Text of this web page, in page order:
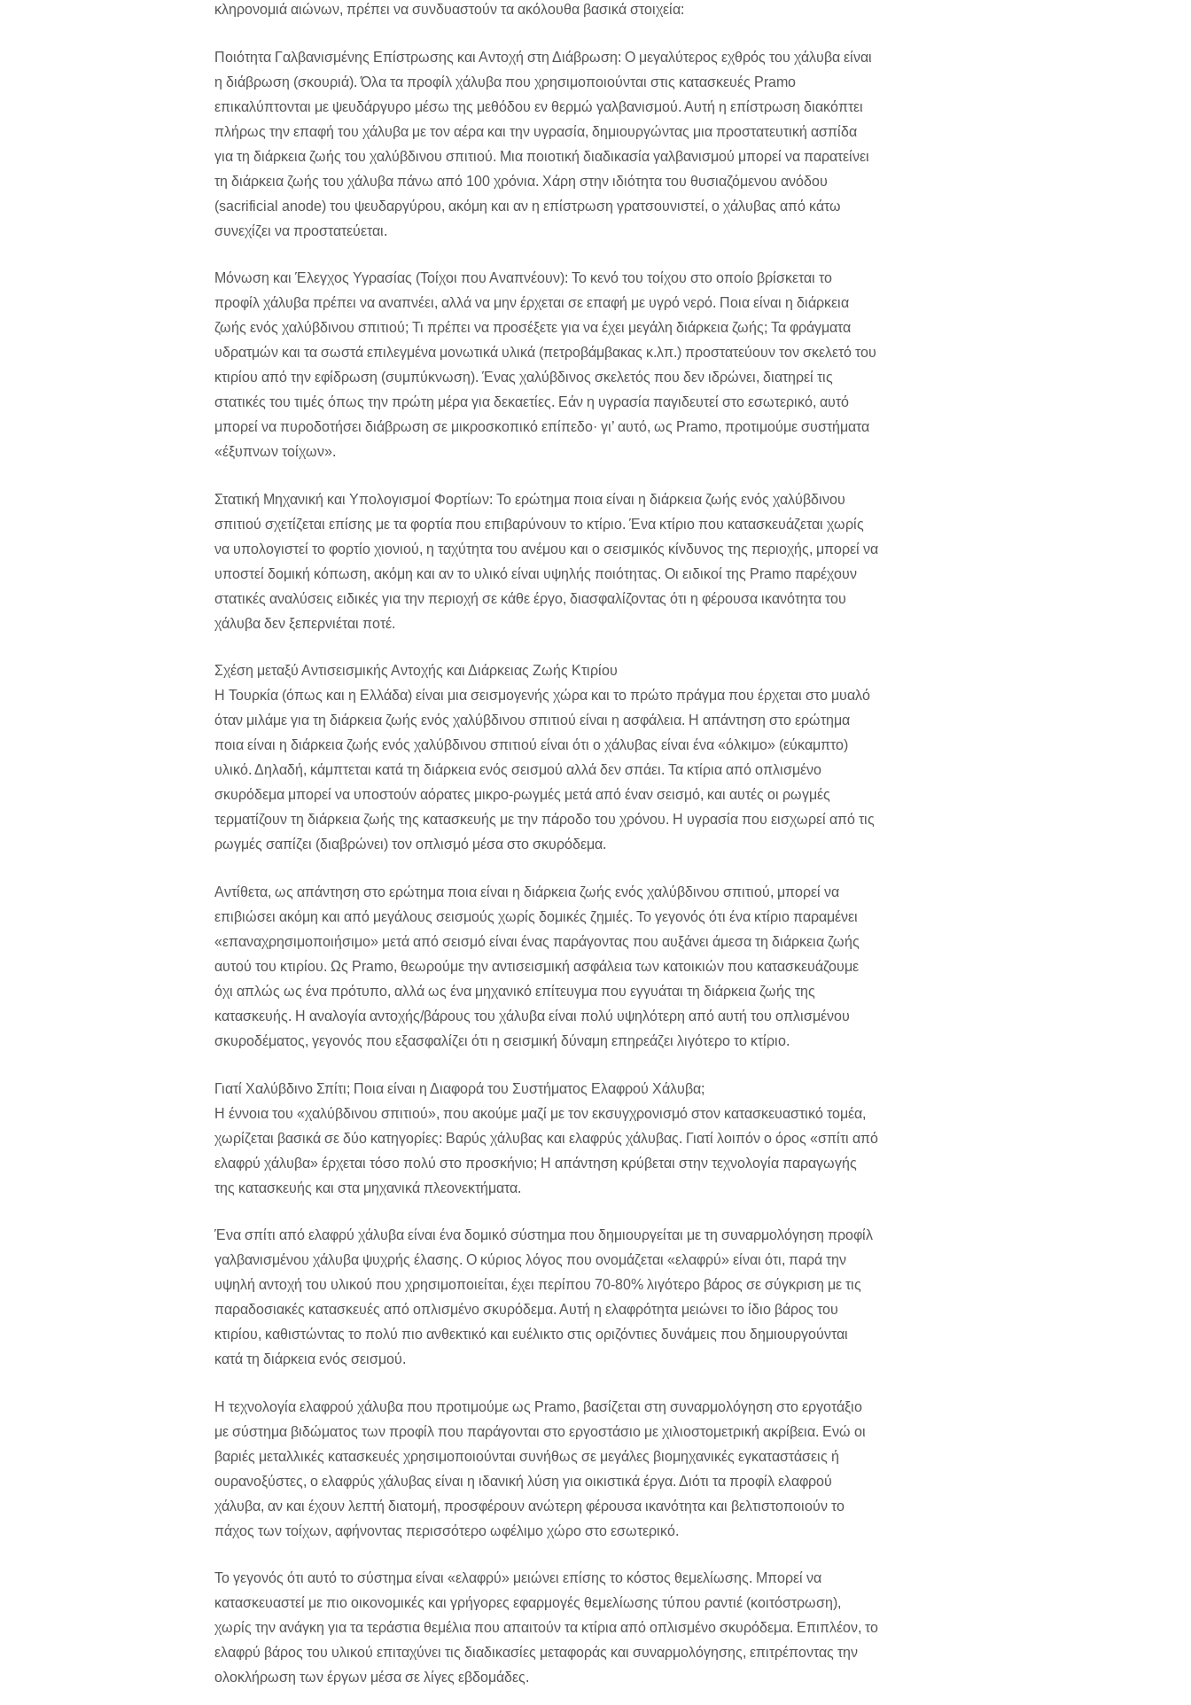
κληρονομιά αιώνων, πρέπει να συνδυαστούν τα ακόλουθα βασικά στοιχεία:
Ποιότητα Γαλβανισμένης Επίστρωσης και Αντοχή στη Διάβρωση: Ο μεγαλύτερος εχθρός του χάλυβα είναι
η διάβρωση (σκουριά). Όλα τα προφίλ χάλυβα που χρησιμοποιούνται στις κατασκευές Pramo
επικαλύπτονται με ψευδάργυρο μέσω της μεθόδου εν θερμώ γαλβανισμού. Αυτή η επίστρωση διακόπτει
πλήρως την επαφή του χάλυβα με τον αέρα και την υγρασία, δημιουργώντας μια προστατευτική ασπίδα
για τη διάρκεια ζωής του χαλύβδινου σπιτιού. Μια ποιοτική διαδικασία γαλβανισμού μπορεί να παρατείνει
τη διάρκεια ζωής του χάλυβα πάνω από 100 χρόνια. Χάρη στην ιδιότητα του θυσιαζόμενου ανόδου
(sacrificial anode) του ψευδαργύρου, ακόμη και αν η επίστρωση γρατσουνιστεί, ο χάλυβας από κάτω
συνεχίζει να προστατεύεται.
Μόνωση και Έλεγχος Υγρασίας (Τοίχοι που Αναπνέουν): Το κενό του τοίχου στο οποίο βρίσκεται το
προφίλ χάλυβα πρέπει να αναπνέει, αλλά να μην έρχεται σε επαφή με υγρό νερό. Ποια είναι η διάρκεια
ζωής ενός χαλύβδινου σπιτιού; Τι πρέπει να προσέξετε για να έχει μεγάλη διάρκεια ζωής; Τα φράγματα
υδρατμών και τα σωστά επιλεγμένα μονωτικά υλικά (πετροβάμβακας κ.λπ.) προστατεύουν τον σκελετό του
κτιρίου από την εφίδρωση (συμπύκνωση). Ένας χαλύβδινος σκελετός που δεν ιδρώνει, διατηρεί τις
στατικές του τιμές όπως την πρώτη μέρα για δεκαετίες. Εάν η υγρασία παγιδευτεί στο εσωτερικό, αυτό
μπορεί να πυροδοτήσει διάβρωση σε μικροσκοπικό επίπεδο· γι’ αυτό, ως Pramo, προτιμούμε συστήματα
«έξυπνων τοίχων».
Στατική Μηχανική και Υπολογισμοί Φορτίων: Το ερώτημα ποια είναι η διάρκεια ζωής ενός χαλύβδινου
σπιτιού σχετίζεται επίσης με τα φορτία που επιβαρύνουν το κτίριο. Ένα κτίριο που κατασκευάζεται χωρίς
να υπολογιστεί το φορτίο χιονιού, η ταχύτητα του ανέμου και ο σεισμικός κίνδυνος της περιοχής, μπορεί να
υποστεί δομική κόπωση, ακόμη και αν το υλικό είναι υψηλής ποιότητας. Οι ειδικοί της Pramo παρέχουν
στατικές αναλύσεις ειδικές για την περιοχή σε κάθε έργο, διασφαλίζοντας ότι η φέρουσα ικανότητα του
χάλυβα δεν ξεπερνιέται ποτέ.
Σχέση μεταξύ Αντισεισμικής Αντοχής και Διάρκειας Ζωής Κτιρίου
Η Τουρκία (όπως και η Ελλάδα) είναι μια σεισμογενής χώρα και το πρώτο πράγμα που έρχεται στο μυαλό
όταν μιλάμε για τη διάρκεια ζωής ενός χαλύβδινου σπιτιού είναι η ασφάλεια. Η απάντηση στο ερώτημα
ποια είναι η διάρκεια ζωής ενός χαλύβδινου σπιτιού είναι ότι ο χάλυβας είναι ένα «όλκιμο» (εύκαμπτο)
υλικό. Δηλαδή, κάμπτεται κατά τη διάρκεια ενός σεισμού αλλά δεν σπάει. Τα κτίρια από οπλισμένο
σκυρόδεμα μπορεί να υποστούν αόρατες μικρο-ρωγμές μετά από έναν σεισμό, και αυτές οι ρωγμές
τερματίζουν τη διάρκεια ζωής της κατασκευής με την πάροδο του χρόνου. Η υγρασία που εισχωρεί από τις
ρωγμές σαπίζει (διαβρώνει) τον οπλισμό μέσα στο σκυρόδεμα.
Αντίθετα, ως απάντηση στο ερώτημα ποια είναι η διάρκεια ζωής ενός χαλύβδινου σπιτιού, μπορεί να
επιβιώσει ακόμη και από μεγάλους σεισμούς χωρίς δομικές ζημιές. Το γεγονός ότι ένα κτίριο παραμένει
«επαναχρησιμοποιήσιμο» μετά από σεισμό είναι ένας παράγοντας που αυξάνει άμεσα τη διάρκεια ζωής
αυτού του κτιρίου. Ως Pramo, θεωρούμε την αντισεισμική ασφάλεια των κατοικιών που κατασκευάζουμε
όχι απλώς ως ένα πρότυπο, αλλά ως ένα μηχανικό επίτευγμα που εγγυάται τη διάρκεια ζωής της
κατασκευής. Η αναλογία αντοχής/βάρους του χάλυβα είναι πολύ υψηλότερη από αυτή του οπλισμένου
σκυροδέματος, γεγονός που εξασφαλίζει ότι η σεισμική δύναμη επηρεάζει λιγότερο το κτίριο.
Γιατί Χαλύβδινο Σπίτι; Ποια είναι η Διαφορά του Συστήματος Ελαφρού Χάλυβα;
Η έννοια του «χαλύβδινου σπιτιού», που ακούμε μαζί με τον εκσυγχρονισμό στον κατασκευαστικό τομέα,
χωρίζεται βασικά σε δύο κατηγορίες: Βαρύς χάλυβας και ελαφρύς χάλυβας. Γιατί λοιπόν ο όρος «σπίτι από
ελαφρύ χάλυβα» έρχεται τόσο πολύ στο προσκήνιο; Η απάντηση κρύβεται στην τεχνολογία παραγωγής
της κατασκευής και στα μηχανικά πλεονεκτήματα.
Ένα σπίτι από ελαφρύ χάλυβα είναι ένα δομικό σύστημα που δημιουργείται με τη συναρμολόγηση προφίλ
γαλβανισμένου χάλυβα ψυχρής έλασης. Ο κύριος λόγος που ονομάζεται «ελαφρύ» είναι ότι, παρά την
υψηλή αντοχή του υλικού που χρησιμοποιείται, έχει περίπου 70-80% λιγότερο βάρος σε σύγκριση με τις
παραδοσιακές κατασκευές από οπλισμένο σκυρόδεμα. Αυτή η ελαφρότητα μειώνει το ίδιο βάρος του
κτιρίου, καθιστώντας το πολύ πιο ανθεκτικό και ευέλικτο στις οριζόντιες δυνάμεις που δημιουργούνται
κατά τη διάρκεια ενός σεισμού.
Η τεχνολογία ελαφρού χάλυβα που προτιμούμε ως Pramo, βασίζεται στη συναρμολόγηση στο εργοτάξιο
με σύστημα βιδώματος των προφίλ που παράγονται στο εργοστάσιο με χιλιοστομετρική ακρίβεια. Ενώ οι
βαριές μεταλλικές κατασκευές χρησιμοποιούνται συνήθως σε μεγάλες βιομηχανικές εγκαταστάσεις ή
ουρανοξύστες, ο ελαφρύς χάλυβας είναι η ιδανική λύση για οικιστικά έργα. Διότι τα προφίλ ελαφρού
χάλυβα, αν και έχουν λεπτή διατομή, προσφέρουν ανώτερη φέρουσα ικανότητα και βελτιστοποιούν το
πάχος των τοίχων, αφήνοντας περισσότερο ωφέλιμο χώρο στο εσωτερικό.
Το γεγονός ότι αυτό το σύστημα είναι «ελαφρύ» μειώνει επίσης το κόστος θεμελίωσης. Μπορεί να
κατασκευαστεί με πιο οικονομικές και γρήγορες εφαρμογές θεμελίωσης τύπου ραντιέ (κοιτόστρωση),
χωρίς την ανάγκη για τα τεράστια θεμέλια που απαιτούν τα κτίρια από οπλισμένο σκυρόδεμα. Επιπλέον, το
ελαφρύ βάρος του υλικού επιταχύνει τις διαδικασίες μεταφοράς και συναρμολόγησης, επιτρέποντας την
ολοκλήρωση των έργων μέσα σε λίγες εβδομάδες.